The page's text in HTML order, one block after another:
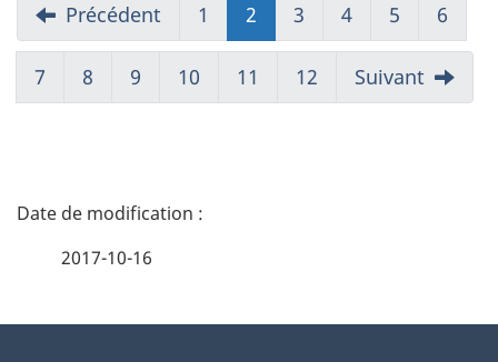
Précédent 1 2 (présent)
3 4 5 6
7 8 9 10 11 12 Suivant
D
2017-10-16